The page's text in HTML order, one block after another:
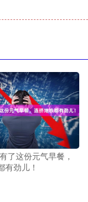
了这份元气早餐，
有劲儿！